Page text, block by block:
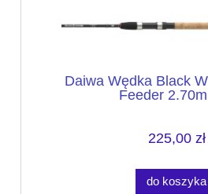
Daiwa Wędka Black
Feeder
225,00 zł
do koszyka